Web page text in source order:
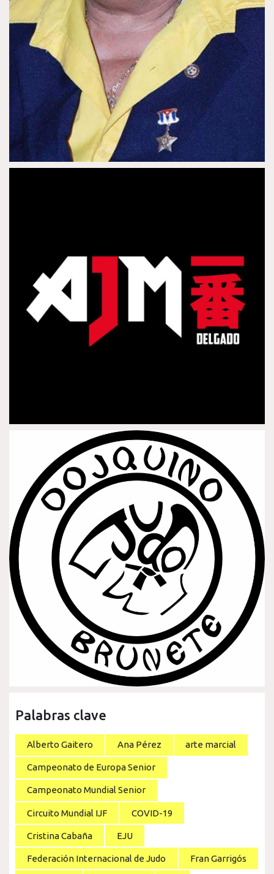
Palabras clave
Alberto Gaitero Ana Pérez arte marcial
Campeonato de Europa Senior
Campeonato Mundial Senior
Circuito Mundial IJF COVID-19
Cristina Cabaña EJU
Federación Internacional de Judo Fran Garrigós